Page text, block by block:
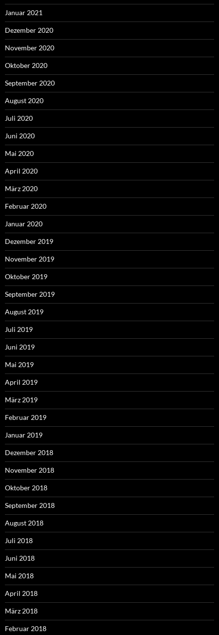
Januar 2021
Dezember 2020
November 2020
Oktober 2020
September 2020
August 2020
Juli 2020
Juni 2020
Mai 2020
April 2020
März 2020
Februar 2020
Januar 2020
Dezember 2019
November 2019
Oktober 2019
September 2019
August 2019
Juli 2019
Juni 2019
Mai 2019
April 2019
März 2019
Februar 2019
Januar 2019
Dezember 2018
November 2018
Oktober 2018
September 2018
August 2018
Juli 2018
Juni 2018
Mai 2018
April 2018
März 2018
Februar 2018